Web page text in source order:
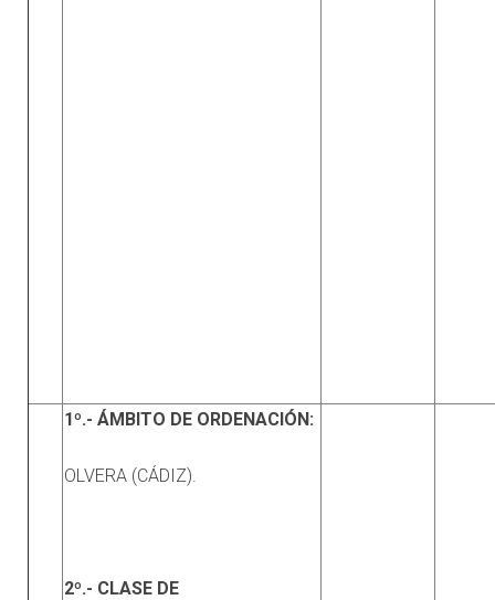
1º.- ÁMBITO DE ORDENACIÓN:
OLVERA (CÁDIZ).
2º.- CLASE DE